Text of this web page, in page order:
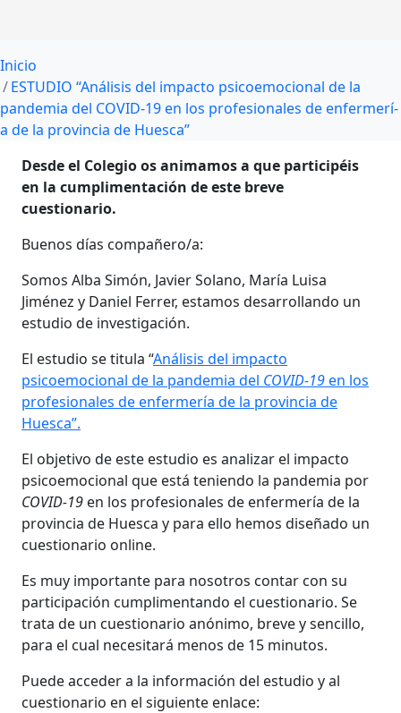
Inicio
ESTUDIO “Análisis del impacto psicoemocional de la
pandemia del COVID-19 en los profesionales de enfermerí­
a de la provincia de Huesca”
Desde el Colegio os animamos a que participéis
en la cumplimentación de este breve
cuestionario.
Buenos dí­as compañero/a:
Somos Alba Simón, Javier Solano, Marí­a Luisa
Jiménez y Daniel Ferrer, estamos desarrollando un
estudio de investigación.
El estudio se titula “Análisis del impacto
psicoemocional de la pandemia del COVID-19en los
profesionales de enfermerí­a de la provincia de
Huesca”.
El objetivo de este estudio es analizar el impacto
psicoemocional que está teniendo la pandemia por
COVID-19 en los profesionales de enfermería de la
provincia de Huesca y para ello hemos diseñado un
cuestionario online.
Es muy importante para nosotros contar con su
participación cumplimentando el cuestionario. Se
trata de un cuestionario anónimo, breve y sencillo,
para el cual necesitará menos de 15 minutos.
Puede acceder a la información del estudio y al
cuestionario en el siguiente enlace: